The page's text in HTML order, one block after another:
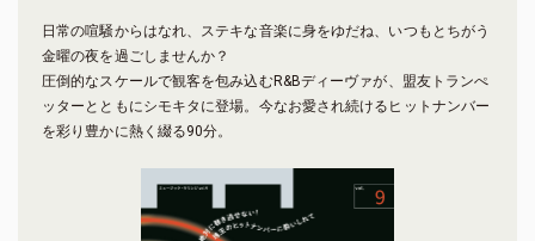
日常の喧騒からはなれ、ステキな音楽に身をゆだね、いつもとちがう
金曜の夜を過ごしませんか？
圧倒的なスケールで観客を包み込むR&Bディーヴァが、盟友トランぺ
ッターとともにシモキタに登場。今なお愛され続けるヒットナンバー
を彩り豊かに熱く綴る90分。